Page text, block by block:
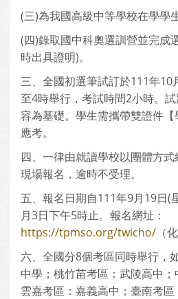
(三)為我國高級中等學校在學學生
(四)錄取國中科奧選訓營並完成
時出具證明)。
三、全國初選筆試訂於111年10
至4時舉行，考試時間2小時。
容為基礎。學生需攜帶雙證件【
應考。
四、一律由就讀學校以團體方
現場報名，逾時不受理。
五、報名日期自111年9月19日(
月3日下午5時止。報名網址：
https://tpmso.org/twicho/ （
六、全國分8個考區同時舉行，
中學；桃竹苗考區：武陵高中；
雲嘉考區：嘉義高中；臺南考